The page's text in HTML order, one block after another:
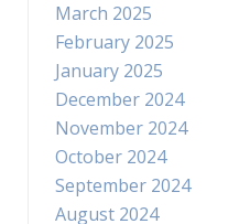
March 2025
February 2025
January 2025
December 2024
November 2024
October 2024
September 2024
August 2024